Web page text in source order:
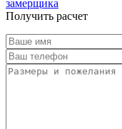
замерщика
Получить расчет